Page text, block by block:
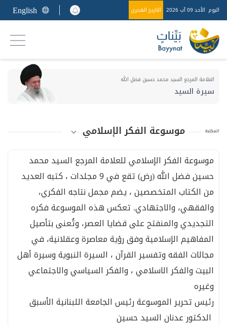
اليوم الأحد 09 آب 2026 التاريخ الهجري English
العلامة المرجع السيد محمد حسين فضل الله
سيرة السيد
المكتبة موسوعة الفكر الإسلامي
موسوعة الفكر الإسلامي للعلامة المرجع السيد محمد
حسين فضل الله (رض) تقع في 9 مجلدات ، كتبه العديد
من الكتاب المتخصصين ، يضم مجمل نتاجه الفكري،
والفقهي، والاجتهادي. تعكس هذه الموسوعة فكره
التجديدي والمنفتح على قضايا العصر، وتُعنى بتأصيل
المفاهيم الإسلامية وفق رؤية معاصرة وعقلانية، في
مجالات الفقه وتفسير القرآن ، السيرة النبوية وسيرة أهل
البيت والفكر الاسلامي ، والفكر السياسي والاجتماعي
وغيره
رئيس تحرير الموسوعة رئيس الجامعة اللبنانية الأسبق
الدكتور عدنان السيد حسين